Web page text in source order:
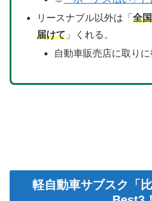
リースナブル以外は「 全
届けて」くれる。
自動車販売店に取り
軽自動車サブスク「